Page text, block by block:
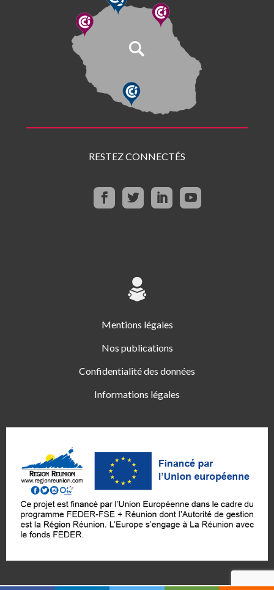
RESTEZ CONNECTÉS
Mentions légales
Nos publications
Confidentialité des données
Informations légales